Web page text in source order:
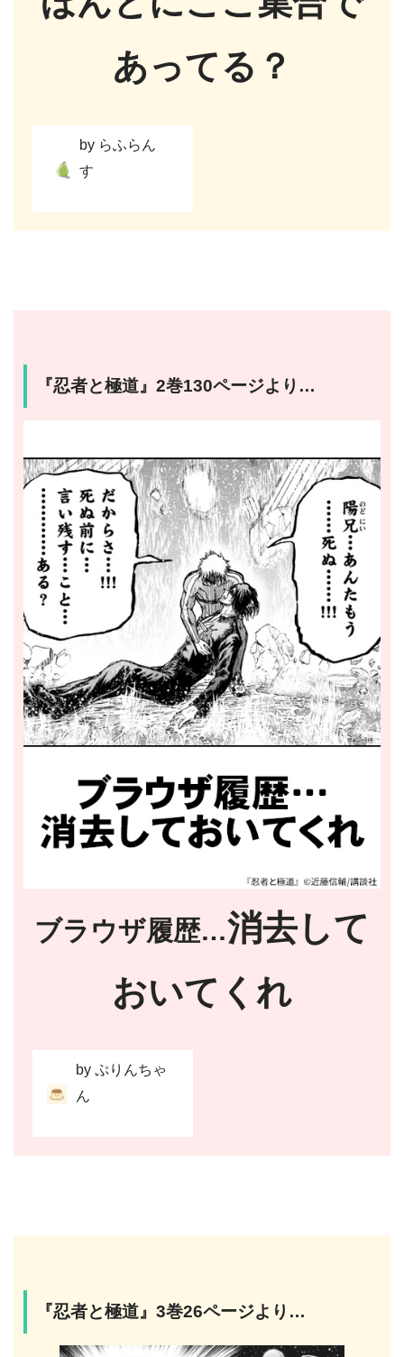
あってる？
by らふらん
す
『忍者と極道』2巻130ページより…
ブラウザ履歴…消去して
おいてくれ
by ぷりんちゃ
ん
『忍者と極道』3巻26ページより…